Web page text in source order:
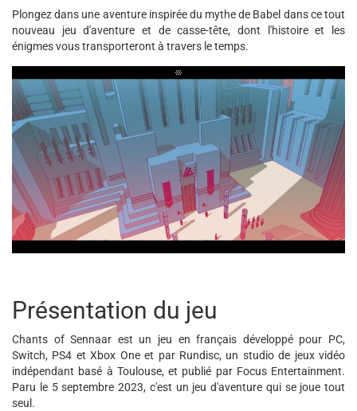
Plongez dans une aventure inspirée du mythe de Babel dans ce tout
nouveau jeu d'aventure et de casse-tête, dont l'histoire et les
énigmes vous transporteront à travers le temps.
Présentation du jeu
Chants of Sennaar est un jeu en français développé pour PC,
Switch, PS4 et Xbox One et par Rundisc, un studio de jeux vidéo
indépendant basé à Toulouse, et publié par Focus Entertainment.
Paru le 5 septembre 2023, c'est un jeu d'aventure qui se joue tout
seul.